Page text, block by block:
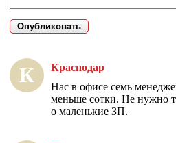
К Краснодар
Нас в офисе семь
меньше сотки. Не нужно
о маленькие ЗП.